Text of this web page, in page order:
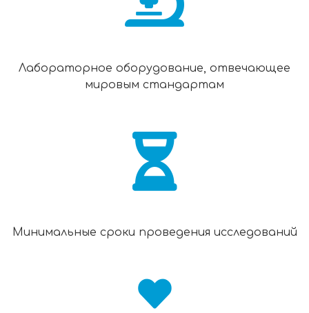
Лабораторное оборудование, отвечающее
мировым стандартам
Минимальные сроки проведения исследований